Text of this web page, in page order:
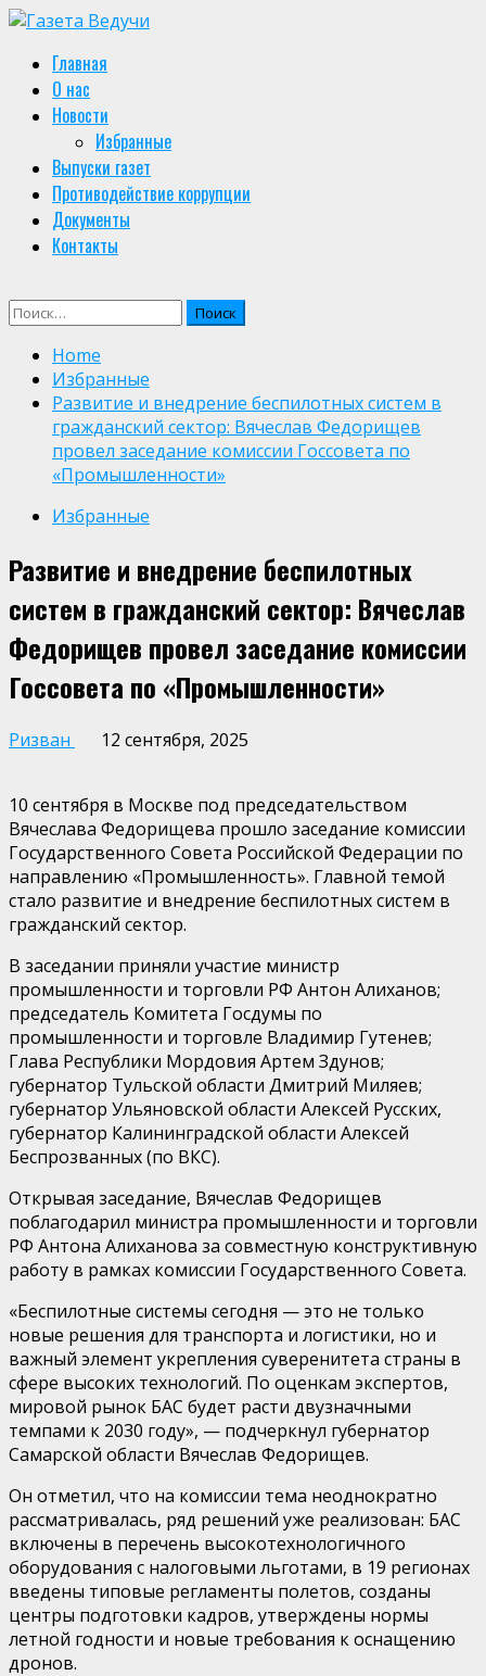
Skip
content
Primary
Menu
Главная
О нас
Новости
Избранные
Выпуски газет
Противодействие коррупции
Документы
Контакты
Найти:
Home
Избранные
Развитие и внедрение беспилотных систем в
гражданский сектор: Вячеслав Федорищев
провел заседание комиссии Госсовета по
«Промышленности»
Избранные
Развитие и внедрение беспилотных
систем в гражданский сектор: Вячеслав
Федорищев провел заседание комиссии
Госсовета по «Промышленности»
Ризван 12 сентября, 2025
10 сентября в Москве под председательством
Вячеслава Федорищева прошло заседание комиссии
Государственного Совета Российской Федерации по
направлению «Промышленность». Главной темой
стало развитие и внедрение беспилотных систем в
гражданский сектор.
В заседании приняли участие министр
промышленности и торговли РФ Антон Алиханов;
председатель Комитета Госдумы по
промышленности и торговле Владимир Гутенев;
Глава Республики Мордовия Артем Здунов;
губернатор Тульской области Дмитрий Миляев;
губернатор Ульяновской области Алексей Русских,
губернатор Калининградской области Алексей
Беспрозванных(по ВКС).
Открывая заседание, Вячеслав Федорищев
поблагодарил министра промышленности и торговли
РФ Антона Алиханова за совместную конструктивную
работу в рамках комиссии Государственного Совета.
«Беспилотные системы сегодня — это не только
новые решения для транспорта и логистики, но и
важный элемент укрепления суверенитета страны в
сфере высоких технологий. По оценкам экспертов,
мировой рынок БАС будет расти двузначными
темпами к 2030 году», — подчеркнул губернатор
Самарской области Вячеслав Федорищев.
Он отметил, что на комиссии тема неоднократно
рассматривалась, ряд решений уже реализован: БАС
включены в перечень высокотехнологичного
оборудования с налоговыми льготами, в 19 регионах
введены типовые регламенты полетов, созданы
центры подготовки кадров, утверждены нормы
летной годности и новые требования к оснащению
дронов.